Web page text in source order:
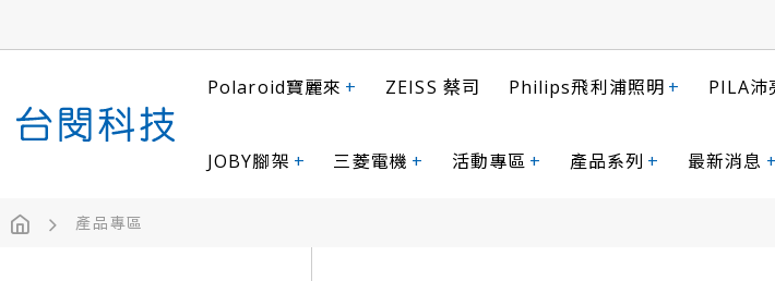
Polaroid寶麗來 + ZEISS 蔡司 Philips飛利浦照明 + PILA沛
JOBY腳架 + 三菱電機 + 活動專區 + 產品系列 + 最新消息 +
產品專區